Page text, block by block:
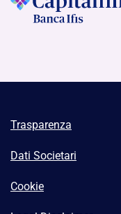
Trasparenza
Dati Societari
Cookie